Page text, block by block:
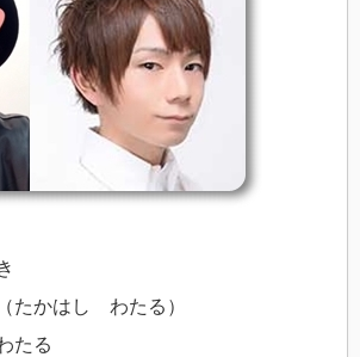
たかはし わたる）
たる